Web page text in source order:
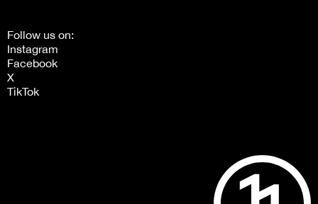
Follow us on:
Instagram
Facebook
X
TikTok